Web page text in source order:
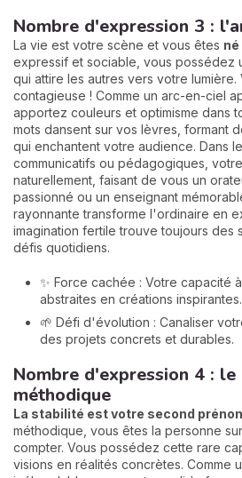
Nombre d'expression 3 :
La vie est votre scène et vous êtes
expressif et sociable, vous possédez
qui attire les autres vers votre
contagieuse ! Comme un arc-en-ciel
apportez couleurs et optimisme dans
mots dansent sur vos lèvres, formant
qui enchantent votre audience. Dans
communicatifs ou pédagogiques,
naturellement, faisant de vous un
passionné ou un enseignant
rayonnante transforme l'ordinaire en
imagination fertile trouve toujours des
défis quotidiens.
✨ Force cachée : Votre capacité
abstraites en créations inspirantes.
🌱 Défi d'évolution : Canaliser
des projets concrets et durables.
Nombre d'expression 4 :
méthodique
La stabilité est votre second
méthodique, vous êtes la personne
compter. Vous possédez cette rare
visions en réalités concrètes. Comme